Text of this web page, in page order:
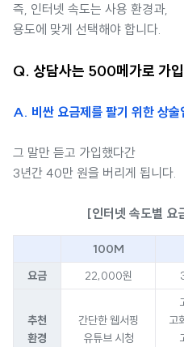
즉, 인터넷 속도는 사용 환경과,
용도에 맞게 선택해야 합니다.
Q. 상담사는 500메가로 가
A. 비싼 요금제를 팔기 위한 상술
그 말만 듣고 가입했다간
3년간 40만 원을 버리게 됩니다.
[인터넷 속도별 요
100M
요금
22,000원
추천
환경
간단한 웹서핑
유튜브 시청
고